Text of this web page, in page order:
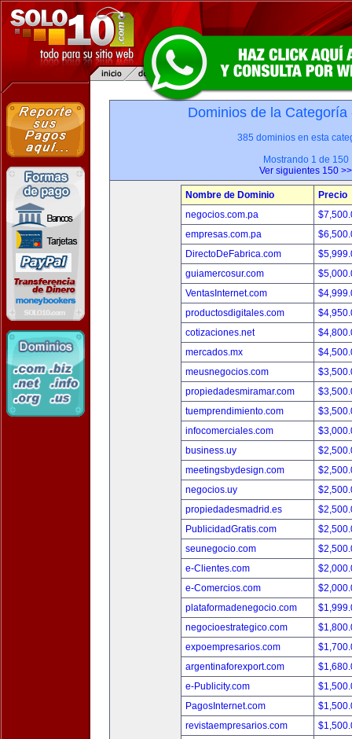
Dominios de la
385 dominios en esta
Mostrando 1 de 150
Ver siguientes 150 >>
Nombre de Dominio
Precio
negocios.com.pa
empresas.com.pa
DirectoDeFabrica.com
guiamercosur.com
VentasInternet.com
productosdigitales.com
cotizaciones.net
mercados.mx
meusnegocios.com
propiedadesmiramar.com
tuemprendimiento.com
infocomerciales.com
business.uy
meetingsbydesign.com
negocios.uy
propiedadesmadrid.es
PublicidadGratis.com
seunegocio.com
e-Clientes.com
e-Comercios.com
plataformadenegocio.com
negocioestrategico.com
expoempresarios.com
argentinaforexport.com
e-Publicity.com
PagosInternet.com
revistaempresarios.com